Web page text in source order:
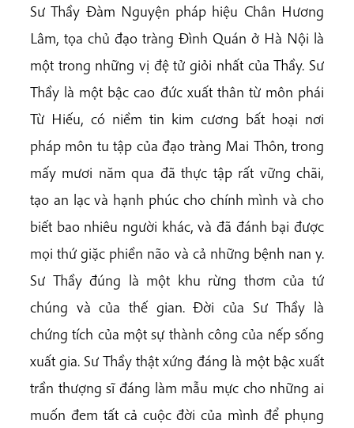
Sư Thầy Đàm Nguyện pháp hiệu Chân Hương
Lâm, tọa chủ đạo tràng Đình Quán ở Hà Nội là
một trong những vị đệ tử giỏi nhất của Thầy. Sư
Thầy là một bậc cao đức xuất thân từ môn phái
Từ Hiếu, có niềm tin kim cương bất hoại nơi
pháp môn tu tập của đạo tràng Mai Thôn, trong
mấy mươi năm qua đã thực tập rất vững chãi,
tạo an lạc và hạnh phúc cho chính mình và cho
biết bao nhiêu người khác, và đã đánh bại được
mọi thứ giặc phiền não và cả những bệnh nan y.
Sư Thầy đúng là một khu rừng thơm của tứ
chúng và của thế gian. Đời của Sư Thầy là
chứng tích của một sự thành công của nếp sống
xuất gia. Sư Thầy thật xứng đáng là một bậc xuất
trần thượng sĩ đáng làm mẫu mực cho những ai
muốn đem tất cả cuộc đời của mình để phụng